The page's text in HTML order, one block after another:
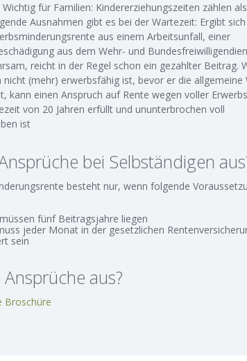
für Familien: Kindererziehungszeiten zählen als
Ausnahmen gibt es bei der Wartezeit: Ergibt
aus einem Arbeitsunfall, einer
aus dem Wehr- und
reicht in der Regel schon ein gezahlter Beitrag.
nicht (mehr) erwerbsfähig ist, bevor er die allgemeine
kann einen Anspruch auf Rente wegen voller
von 20 Jahren erfüllt und ununterbrochen voll
ist
bei Selbständigen
besteht nur, wenn folgende
fünf Beitragsjahre liegen
jeder Monat in der gesetzlichen
sein
aus?
Broschüre